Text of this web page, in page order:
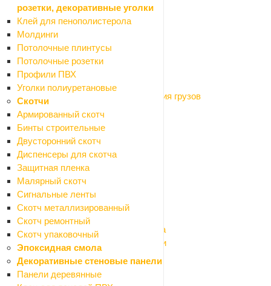
розетки, декоративные уголки
Клей для пенополистерола
Молдинги
Потолочные плинтусы
Потолочные розетки
Профили ПВХ
Уголки полиуретановые
Скотчи
Армированный скотч
Бинты строительные
Двусторонний скотч
Диспенсеры для скотча
Защитная пленка
Малярный скотч
Сигнальные ленты
Скотч металлизированный
Скотч ремонтный
Скотч упаковочный
Эпоксидная смола
Декоративные стеновые панели
Панели деревянные
Оборудование для мастерской
Назад
Оборудование для мастерской
Автомобильные аксессуары
Верстаки, подставки, распоры
Магнитные крепления
Оборудование для подъёма и крепления грузов
Системы хранения
Тачки и тележки
Лестницы
Паяльное оборудование
Инструмент ручной
Назад
Инструмент ручной
Емкости строительные
Инструмент малярно-штукатурный
Инструмент для резки кафеля и стекла
Инструмент для шлифования и заточки
Ключи гаечные, головки торцевые
Ломы, гвоздодеры, монтировки, кирки
Напильники, надфили